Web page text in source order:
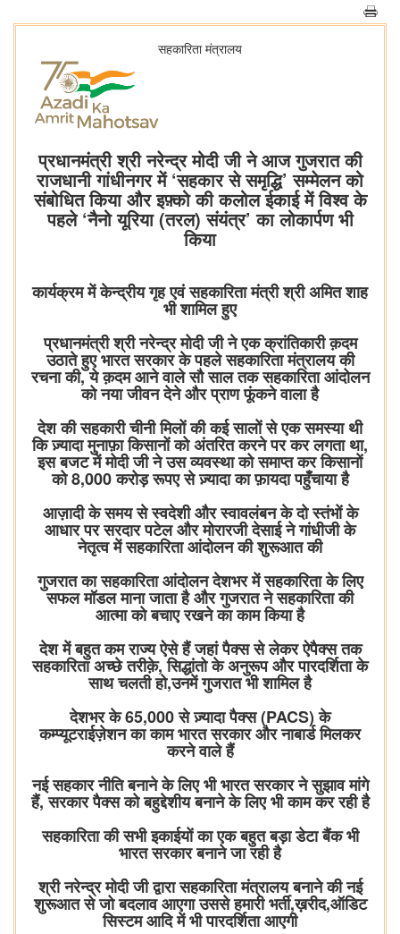
सहकारिता मंत्रालय
प्रधानमंत्री श्री नरेन्द्र मोदी जी ने आज गुजरात की
राजधानी गांधीनगर में ‘सहकार से समृद्धि’ सम्मेलन को
संबोधित किया और इफ़्को की कलोल ईकाई में विश्व के
पहले ‘नैनो यूरिया (तरल) संयंत्र’ का लोकार्पण भी
किया
कार्यक्रम में केन्द्रीय गृह एवं सहकारिता मंत्री श्री अमित शाह
भी शामिल हुए
प्रधानमंत्री श्री नरेन्द्र मोदी जी ने एक क्रांतिकारी क़दम
उठाते हुए भारत सरकार के पहले सहकारिता मंत्रालय की
रचना की, ये क़दम आने वाले सौ साल तक सहकारिता आंदोलन
को नया जीवन देने और प्राण फूंकने वाला है
देश की सहकारी चीनी मिलों की कई सालों से एक समस्या थी
कि ज़्यादा मुनाफ़ा किसानों को अंतरित करने पर कर लगता था,
इस बजट में मोदी जी ने उस व्यवस्था को समाप्त कर किसानों
को 8,000 करोड़ रूपए से ज़्यादा का फ़ायदा पहुँचाया है
आज़ादी के समय से स्वदेशी और स्वावलंबन के दो स्तंभों के
आधार पर सरदार पटेल और मोरारजी देसाई ने गांधीजी के
नेतृत्व में सहकारिता आंदोलन की शुरूआत की
गुजरात का सहकारिता आंदोलन देशभर में सहकारिता के लिए
सफल मॉडल माना जाता है और गुजरात ने सहकारिता की
आत्मा को बचाए रखने का काम किया है
देश में बहुत कम राज्य ऐसे हैं जहां पैक्स से लेकर ऐपैक्स तक
सहकारिता अच्छे तरीक़े, सिद्धांतो के अनुरूप और पारदर्शिता के
साथ चलती हो,उनमें गुजरात भी शामिल है
देशभर के 65,000 से ज़्यादा पैक्स (PACS) के
कम्प्यूटराईज़ेशन का काम भारत सरकार और नाबार्ड मिलकर
करने वाले हैं
नई सहकार नीति बनाने के लिए भी भारत सरकार ने सुझाव मांगे
हैं, सरकार पैक्स को बहुद्देशीय बनाने के लिए भी काम कर रही है
सहकारिता की सभी इकाईयों का एक बहुत बड़ा डेटा बैंक भी
भारत सरकार बनाने जा रही है
श्री नरेन्द्र मोदी जी द्वारा सहकारिता मंत्रालय बनाने की नई
शुरूआत से जो बदलाव आएगा उससे हमारी भर्ती,ख़रीद,ऑडिट
सिस्टम आदि में भी पारदर्शिता आएगी